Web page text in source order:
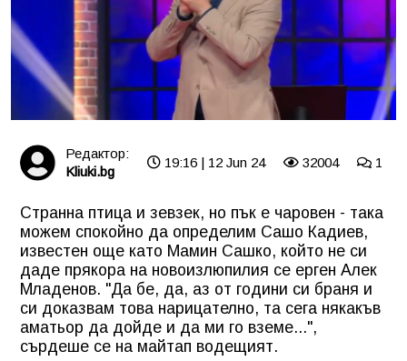
Редактор:
Kliuki.bg
19:16 | 12 Jun 24 32004 1
Странна птица и зевзек, но пък е чаровен - така
можем спокойно да определим Сашо Кадиев,
известен още като Мамин Сашко, който не си
даде прякора на новоизлюпилия се ерген Алек
Младенов. "Да бе, да, аз от години си браня и
си доказвам това нарицателно, та сега някакъв
аматьор да дойде и да ми го вземе...",
сърдеше се на майтап водещият.